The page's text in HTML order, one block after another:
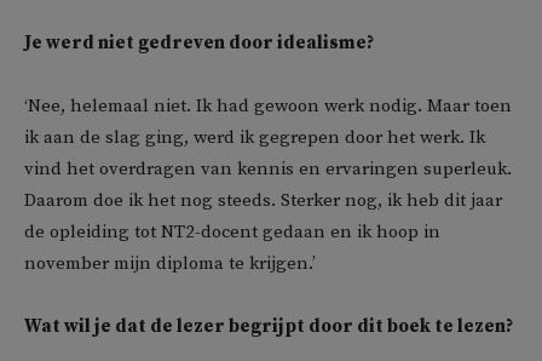
Je werd niet gedreven door idealisme?
‘Nee, helemaal niet. Ik had gewoon werk nodig. Maar toen
ik aan de slag ging, werd ik gegrepen door het werk. Ik
vind het overdragen van kennis en ervaringen superleuk.
Daarom doe ik het nog steeds. Sterker nog, ik heb dit jaar
de opleiding tot NT2-docent gedaan en ik hoop in
november mijn diploma te krijgen.’
Wat wil je dat de lezer begrijpt door dit boek te lezen?